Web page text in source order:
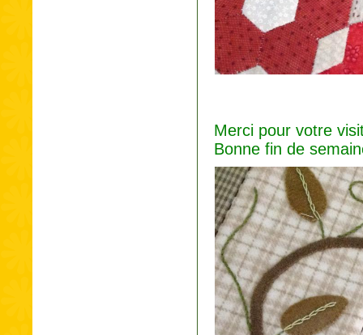
Merci pour votre
Bonne fin de